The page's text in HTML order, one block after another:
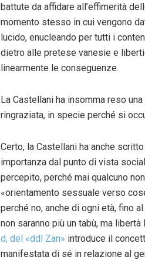
battute da affidare all’effimerità
momento stesso in cui vengono
lucido, enucleando per tutti i
dietro alle pretese vanesie e
linearmente le conseguenze.
La Castellani ha insomma reso
ringraziata, in specie perché si
Certo, la Castellani ha anche
importanza dal punto di vista
percepito, perché mai qualcuno
«orientamento sessuale verso
perché no, anche di ogni età, fino
non saranno più un tabù, ma
d, del «ddl Zan» introduce il
manifestata di sé in relazione al